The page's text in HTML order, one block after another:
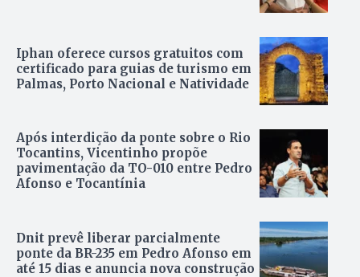
Iphan oferece cursos gratuitos com
certificado para guias de turismo em
Palmas, Porto Nacional e Natividade
Após interdição da ponte sobre o Rio
Tocantins, Vicentinho propõe
pavimentação da TO-010 entre Pedro
Afonso e Tocantínia
Dnit prevê liberar parcialmente
ponte da BR-235 em Pedro Afonso em
até 15 dias e anuncia nova construção